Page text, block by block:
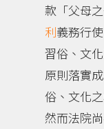
款「父母
利義務行
習俗、文
原則落實
俗、文化
然而法院